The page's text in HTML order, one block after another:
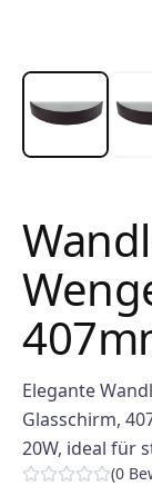
Elegante
Glasschirm,
20W, ideal für
(0